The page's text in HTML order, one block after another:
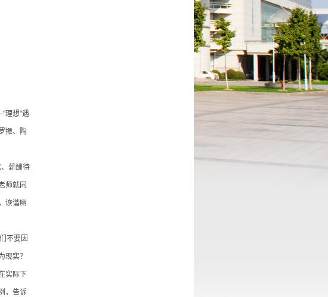
理想"遇
振、陶
薪酬待
师就同
诙谐幽
不要因
现实？
实际下
，告诉